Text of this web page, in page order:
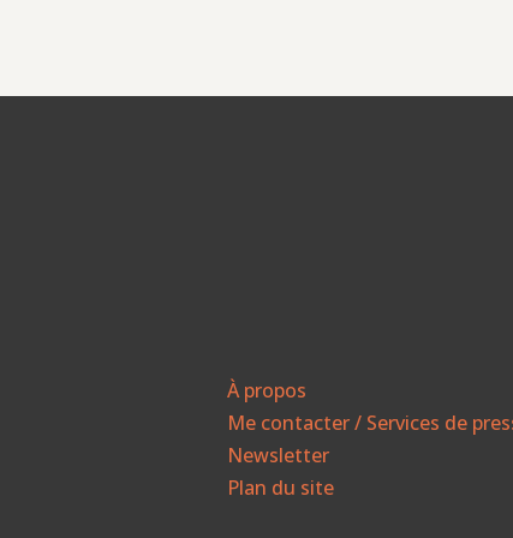
À propos
Me contacter / Services de
Newsletter
Plan du site